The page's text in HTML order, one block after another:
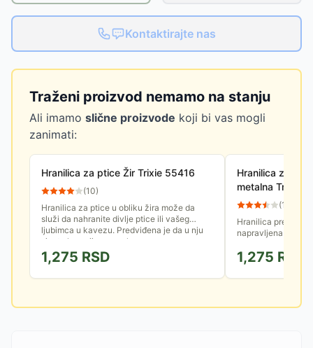
Kontaktirajte nas
Traženi proizvod nemamo na stanju
Ali imamo slične proizvode koji bi vas mogli
zanimati:
Hranilica za ptice Žir Trixie 55416
(10)
Hranilica za ptice u obliku žira može da
služi da nahranite divlje ptice ili vašeg
ljubimca u kavezu. Predviđena je da u nju
sipate krupnije semenke...
1,275 RSD
Hranilica za
metalna Trixie
(15
Hranilica prečnika
napravljena je od
ptice u svom
1,275 RSD